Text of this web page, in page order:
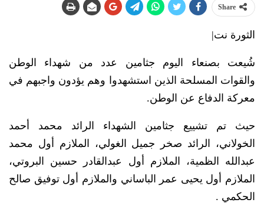
Share
الثورة نت|
شُيعت بصنعاء اليوم جثامين عدد من شهداء الوطن
والقوات المسلحة الذين استشهدوا وهم يؤدون واجبهم في
معركة الدفاع عن الوطن.
حيث تم تشييع جثامين الشهداء الرائد محمد أحمد
الخولاني، الرائد صخر جميل الغولي، الملازم أول محمد
عبدالله الظمية، الملازم أول عبدالقادر حسين البروتي،
الملازم أول يحيى عمر الباساني والملازم أول توفيق صالح
الحكمي .